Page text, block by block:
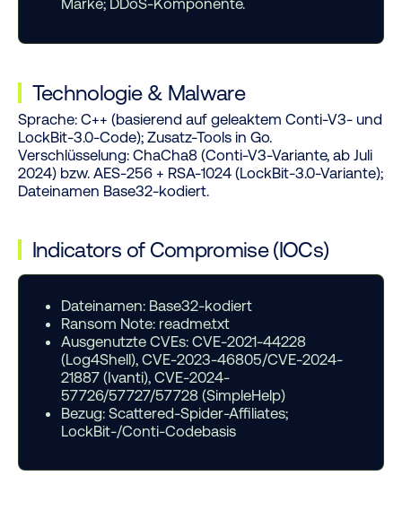
Marke; DDoS-Komponente.
Technologie & Malware
Sprache:C++ (basierend auf geleaktem Conti-V3- und
LockBit-3.0-Code); Zusatz-Tools in Go.
Verschlüsselung:ChaCha8 (Conti-V3-Variante, ab Juli
2024) bzw. AES-256 + RSA-1024 (LockBit-3.0-Variante);
Dateinamen Base32-kodiert.
Indicators of Compromise (IOCs)
Dateinamen:Base32-kodiert
Ransom Note:readme.txt
Ausgenutzte CVEs:CVE-2021-44228
(Log4Shell), CVE-2023-46805/CVE-2024-
21887 (Ivanti), CVE-2024-
57726/57727/57728 (SimpleHelp)
Bezug:Scattered-Spider-Affiliates;
LockBit-/Conti-Codebasis